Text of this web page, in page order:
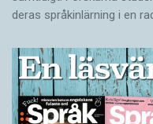
deras språkinlärning i en